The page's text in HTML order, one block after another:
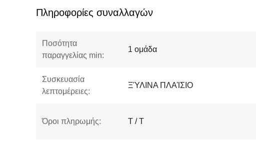
Πληροφορίες συναλλαγών
Ποσότητα
παραγγελίας min:
1 ομάδα
Συσκευασία
λεπτομέρειες:
ΞΎΛΙΝΑ ΠΛΑΊΣΙΟ
Όροι πληρωμής: T / T